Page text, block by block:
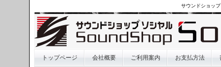
サウンドショッ
トップページ 会社概要 ご利用案内 お支払方法